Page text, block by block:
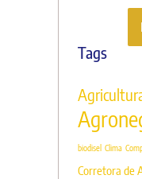
Tags
biodisel Clima
Corretora de